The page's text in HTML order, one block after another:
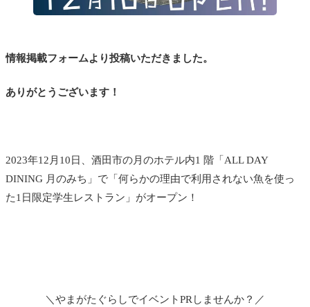
情報掲載フォームより投稿いただきました。
ありがとうございます！
2023年12月10日、酒田市の月のホテル内1 階「ALL DAY
DINING 月のみち」で「何らかの理由で利用されない魚を使っ
た1日限定学生レストラン」がオープン！
＼やまがたぐらしでイベントPRしませんか？／